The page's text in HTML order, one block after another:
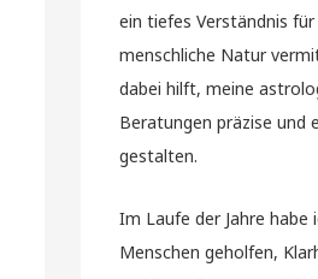
ein tiefes Verständnis für
menschliche Natur
dabei hilft, meine
Beratungen präzise und
gestalten.
Im Laufe der Jahre habe
Menschen geholfen,